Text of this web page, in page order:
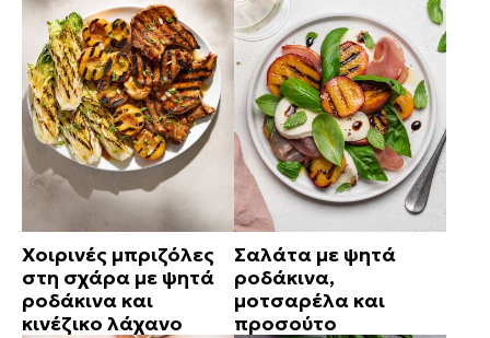
Χοιρινές μπριζόλες
στη σχάρα με ψητά
ροδάκινα και
κινέζικο λάχανο
Σαλάτα με ψητά
ροδάκινα,
μοτσαρέλα και
προσούτο